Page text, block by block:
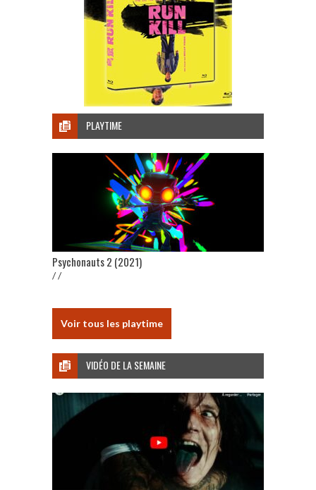
PLAYTIME
Psychonauts 2 (2021)
/ /
Voir tous les playtime
VIDÉO DE LA SEMAINE